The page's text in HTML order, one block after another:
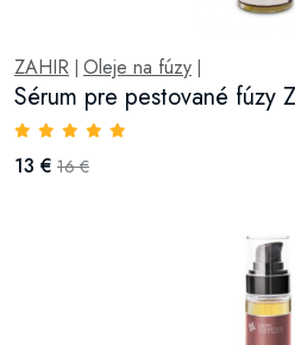
ZAHIR Oleje na fúzy
Sérum pre pestované fúzy
13 € 16 €